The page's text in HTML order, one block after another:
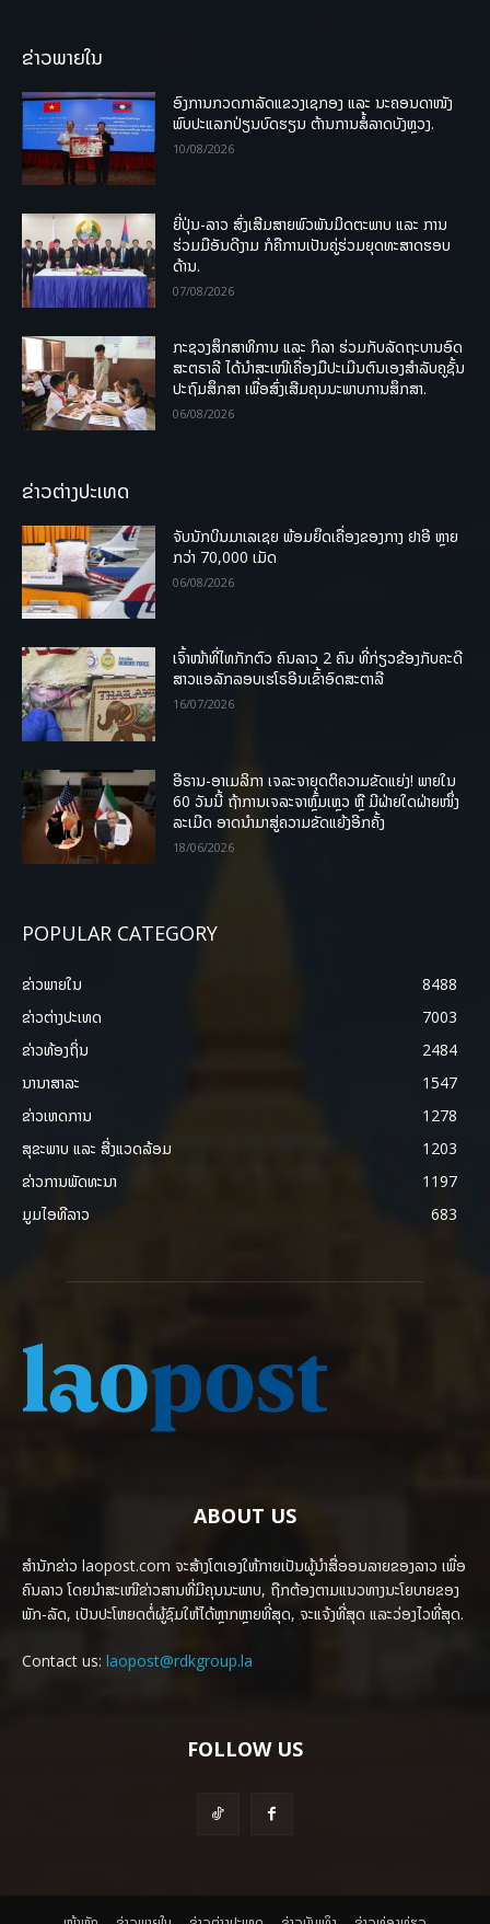
ຂ່າວພາຍໃນ
ອົງການກວດກາລັດແຂວງເຊກອງ ແລະ ນະຄອນດາໜັງ
ພົບປະແລກປ່ຽນບົດຮຽນ ຕ້ານການສໍ້ລາດບັງຫຼວງ.
10/08/2026
ຍີ່ປຸ່ນ-ລາວ ສົ່ງເສີມສາຍພົວພັນມິດຕະພາບ ແລະ ການ
ຮ່ວມມືອັນດີງາມ ກໍຄືການເປັນຄູ່ຮ່ວມຍຸດທະສາດຮອບ
ດ້ານ.
07/08/2026
ກະຊວງສຶກສາທິການ ແລະ ກິລາ ຮ່ວມກັບລັດຖະບານອົດ
ສະຕຣາລີ ໄດ້ນຳສະເໜີເຄື່ອງມືປະເມີນຕົນເອງສຳລັບຄູຊັ້ນ
ປະຖົມສຶກສາ ເພື່ອສົ່ງເສີມຄຸນນະພາບການສຶກສາ.
06/08/2026
ຂ່າວຕ່າງປະເທດ
ຈັບນັກບິນມາເລເຊຍ ພ້ອມຍຶດເຄື່ອງຂອງກາງ ຢາອີ ຫຼາຍ
ກວ່າ 70,000 ເມັດ
06/08/2026
ເຈົ້າໜ້າທີ່ໄທກັກຕົວ ຄົນລາວ 2 ຄົນ ທີ່ກ່ຽວຂ້ອງກັບຄະດີ
ສາວແອລັກລອບເຮໂຣອີນເຂົ້າອົດສະຕາລີ
16/07/2026
ອີຣານ-ອາເມລິກາ ເຈລະຈາຍຸດຕິຄວາມຂັດແຍ່ງ! ພາຍໃນ
60 ວັນນີ້ ຖ້າການເຈລະຈາຫຼົ້ມເຫຼວ ຫຼື ມີຝ່າຍໃດຝ່າຍໜຶ່ງ
ລະເມີດ ອາດນໍາມາສູ່ຄວາມຂັດແຍ້ງອີກຄັ້ງ
18/06/2026
POPULAR CATEGORY
ຂ່າວພາຍ​ໃນ
8488
ຂ່າວຕ່າງປະເທດ
7003
ຂ່າວທ້ອງຖິ່ນ
2484
ນານາສາລະ
1547
ຂ່າວເຫດການ
1278
ສຸຂະພາບ ແລະ ສີ່ງແວດລ້ອມ
1203
ຂ່າວການພັດທະນາ
1197
ມູມໄອທີລາວ
683
ABOUT US
ສຳນັກຂ່າວ laopost.com ຈະສ້າງໂຕເອງໃຫ້ກາຍເປັນຜູ້ນຳສື່ອອນລາຍຂອງລາວ ເພື່ອ
ຄົນລາວ ໂດຍນຳສະເໜີຂ່າວສານທີ່ມີຄຸນນະພາບ, ຖືກຕ້ອງຕາມແນວທາງນະໂຍບາຍຂອງ
ພັກ-ລັດ, ເປັນປະໂຫຍດຕໍ່ຜູ້ຊົມໃຫ້ໄດ້ຫຼາກຫຼາຍທີ່ສຸດ, ຈະແຈ້ງທີ່ສຸດ ແລະວ່ອງໄວທີ່ສຸດ.
Contact us: laopost@rdkgroup.la
FOLLOW US